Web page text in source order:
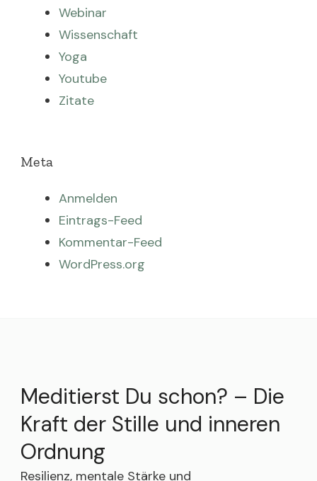
Webinar
Wissenschaft
Yoga
Youtube
Zitate
Meta
Anmelden
Eintrags-Feed
Kommentar-Feed
WordPress.org
Meditierst Du schon? – Die
Kraft der Stille und inneren
Ordnung
Resilienz, mentale Stärke und